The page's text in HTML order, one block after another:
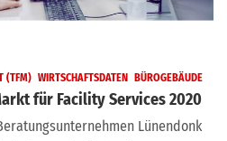
(TFM) WIRTSCHAFTSDATEN BÜROGEBÄUDE
für Facility Services 2020
Lünendonk